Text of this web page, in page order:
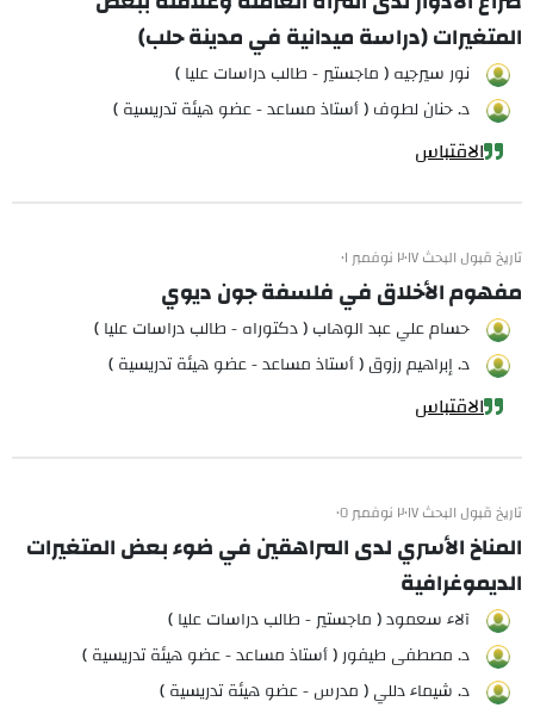
المتغيرات (دراسة ميدانية في مدينة حلب)
نور سيرجيه ( ماجستير - طالب دراسات عليا )
د. حنان لطوف ( أستاذ مساعد - عضو هيئة تدريسية )
الاقتباس
تاريخ قبول البحث ٢٠١٧ نوفمبر ٠١
مفهوم الأخلاق في فلسفة جون ديوي
حسام علي عبد الوهاب ( دكتوراه - طالب دراسات عليا )
د. إبراهيم رزوق ( أستاذ مساعد - عضو هيئة تدريسية )
الاقتباس
تاريخ قبول البحث ٢٠١٧ نوفمبر ٠٥
المناخ الأسري لدى المراهقين في ضوء بعض المتغيرات
الديموغرافية
آلاء سعمود ( ماجستير - طالب دراسات عليا )
د. مصطفى طيفور ( أستاذ مساعد - عضو هيئة تدريسية )
د. شيماء دللي ( مدرس - عضو هيئة تدريسية )